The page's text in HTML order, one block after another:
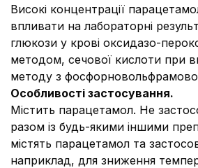
Високі концентрації
впливати на лабораторні
глюкози у крові оксидазо-
методом, сечової кислоти при
методу з
Особливості застосування.
Містить парацетамол. Не
разом із будь-якими іншими
містять парацетамол та
наприклад, для зниження